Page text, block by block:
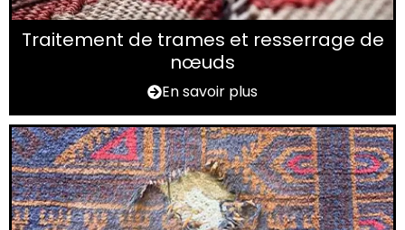
Traitement de trames et resserrage de
nœuds
En savoir plus